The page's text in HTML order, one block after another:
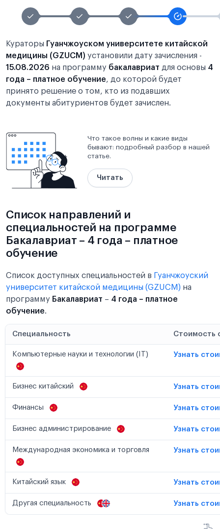
Кураторы Гуанчжоуском университете китайской
медицины (GZUCM) установили дату зачисления -
15.08.2026 на программу бакалавриат для основы 4
года – платное обучение, до которой будет
принято решение о том, кто из подавших
документы абитуриентов будет зачислен.
Что такое волны и какие виды
бывают: подробный разбор в нашей
статье.
Читать
Список направлений и
специальностей на программе
Бакалавриат – 4 года – платное
обучение
Список доступных специальностей в Гуанчжоуский
университет китайской медицины (GZUCM) на
программу Бакалавриат – 4 года – платное
обучение.
Специальность Стоимость
Компьютерные науки и технологии (IT) Узнать
Бизнес китайский Узнать
Финансы Узнать
Бизнес администрирование Узнать
Международная экономика и торговля Узнать
Китайский язык Узнать
Другая специальность Узнать